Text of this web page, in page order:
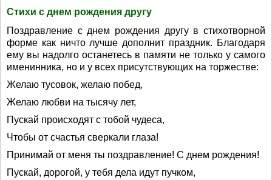
Стихи с днем рождения другу
Поздравление с днем рождения другу в стихотворной
форме как ничто лучше дополнит праздник. Благодаря
ему вы надолго останетесь в памяти не только у самого
именинника, но и у всех присутствующих на торжестве:
Желаю тусовок, желаю побед,
Желаю любви на тысячу лет,
Пускай происходят с тобой чудеса,
Чтобы от счастья сверкали глаза!
Принимай от меня ты поздравление! С днем рождения!
Пускай, дорогой, у тебя дела идут пучком,